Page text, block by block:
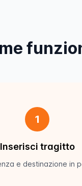
1
Inserisci tragitto
e destinazione in